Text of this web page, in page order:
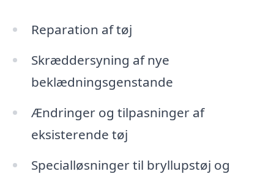
Reparation af tøj
Skræddersyning af nye
beklædningsgenstande
Ændringer og tilpasninger af
eksisterende tøj
Specialløsninger til bryllupstøj og